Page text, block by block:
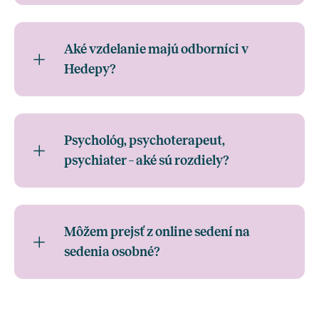
Aké vzdelanie majú odborníci v
Hedepy?
Psychológ, psychoterapeut,
psychiater – aké sú rozdiely?
Môžem prejsť z online sedení na
sedenia osobné?